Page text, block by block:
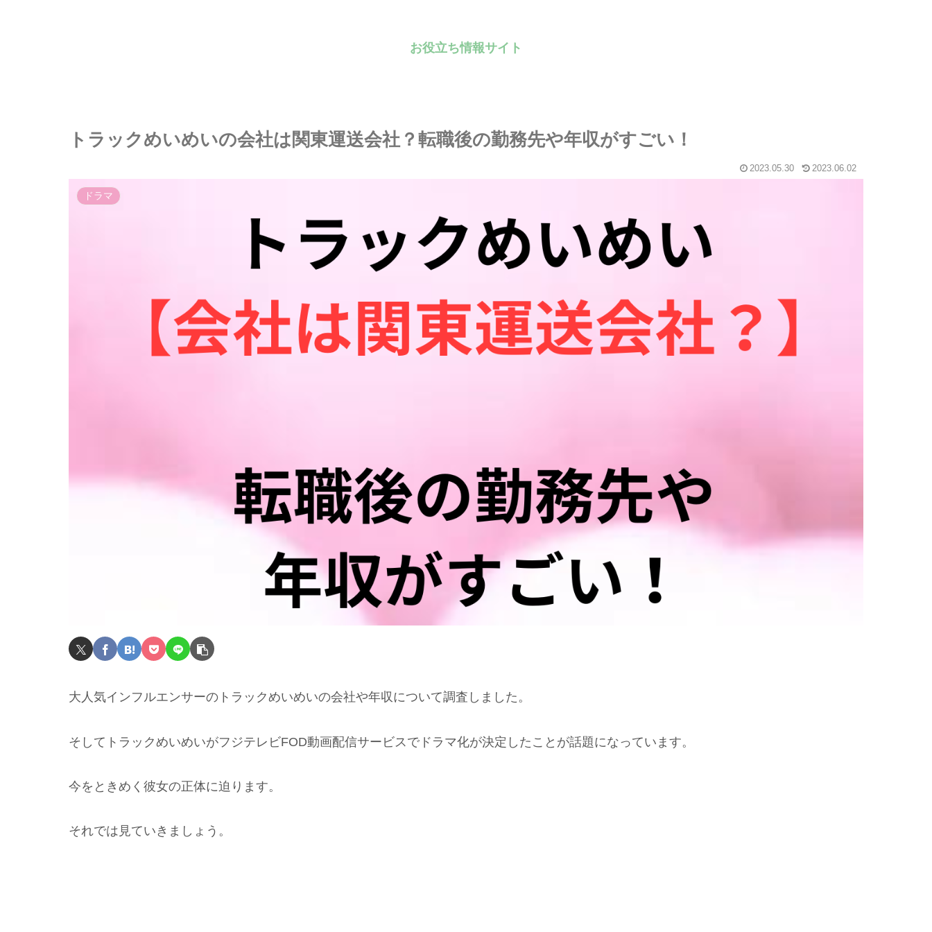
お役立ち情報サイト
トラックめいめいの会社は関東運送会社？転職後の勤務先や年収がすごい！
2023.05.30 2023.06.02
ドラマ
大人気インフルエンサーのトラックめいめいの会社や年収について調査しました。
そしてトラックめいめいがフジテレビFOD動画配信サービスでドラマ化が決定したことが話題になっています。
今をときめく彼女の正体に迫ります。
それでは見ていきましょう。